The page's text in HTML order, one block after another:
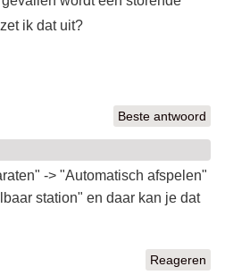
ik dat uit?
Beste antwoord
-> "Automatisch afspelen"
station" en daar kan je dat
Reageren